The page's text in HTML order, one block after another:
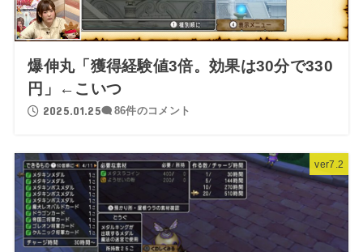
爆伸丸「獲得経験値3倍。効果は30分で330
円」←こいつ
2025.01.25 86件のコメント
ver7.2